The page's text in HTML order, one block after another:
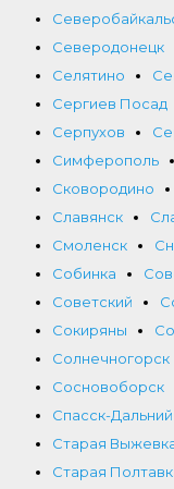
Северодонецк
Селятино
Сергиев Посад
Серпухов
Симферополь
Сковородино
Славянск
Смоленск
Собинка
Советский
Сокиряны
Солнечногорск
Сосновоборск
Спасск-Дальний
Старая
Старая